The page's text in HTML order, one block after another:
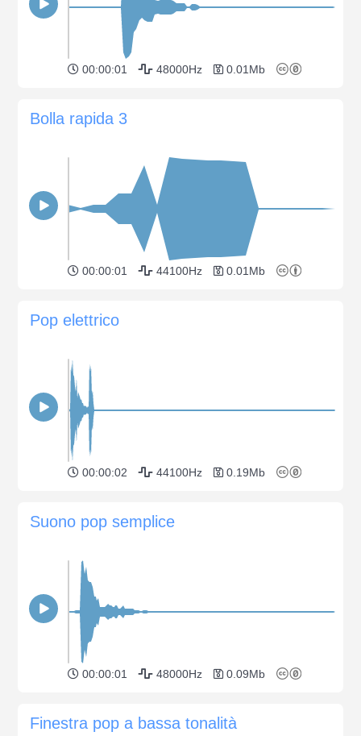
00:00:01 48000Hz 0.01Mb
Bolla rapida 3
00:00:01 44100Hz 0.01Mb
Pop elettrico
00:00:02 44100Hz 0.19Mb
Suono pop semplice
00:00:01 48000Hz 0.09Mb
Finestra pop a bassa tonalità